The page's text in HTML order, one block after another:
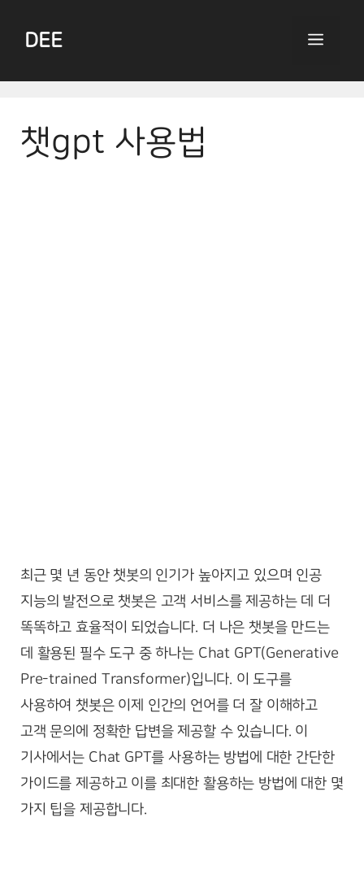
DEE Menu
챗gpt 사용법
최근 몇 년 동안 챗봇의 인기가 높아지고 있으며 인공
지능의 발전으로 챗봇은 고객 서비스를 제공하는 데 더
똑똑하고 효율적이 되었습니다. 더 나은 챗봇을 만드는
데 활용된 필수 도구 중 하나는 Chat GPT(Generative
Pre-trained Transformer)입니다. 이 도구를
사용하여 챗봇은 이제 인간의 언어를 더 잘 이해하고
고객 문의에 정확한 답변을 제공할 수 있습니다. 이
기사에서는 Chat GPT를 사용하는 방법에 대한 간단한
가이드를 제공하고 이를 최대한 활용하는 방법에 대한 몇
가지 팁을 제공합니다.